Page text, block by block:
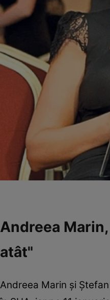
Andreea
atât"
Andreea Marin şi